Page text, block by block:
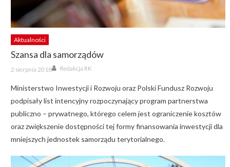
Aktualności
Szansa dla samorządów
Posted
on
2 sierpnia 2018 Author
Redakcja RK
Ministerstwo Inwestycji i Rozwoju oraz Polski Fundusz Rozwoju
podpisały list intencyjny rozpoczynający program partnerstwa
publiczno – prywatnego, którego celem jest ograniczenie kosztów
oraz zwiększenie dostępności tej formy finansowania inwestycji dla
mniejszych jednostek samorządu terytorialnego.